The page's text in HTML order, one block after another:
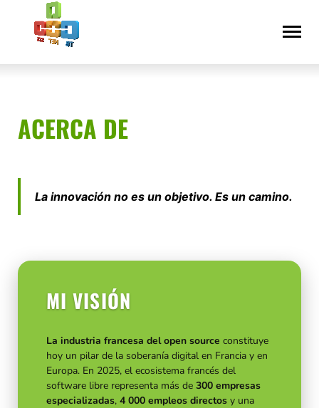
Saltar
contenido
Declaración
accesibilidad
ACERCA DE
La innovación no es un objetivo. Es un camino.
MI VISIÓN
La industria francesa del open source constituye
hoy un pilar de la soberanía digital en Francia y en
Europa. En 2025, el ecosistema francés del
software libre representa más de 300 empresas
especializadas, 4 000 empleos directos y una